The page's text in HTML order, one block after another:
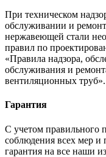
При техническом
обслуживании и
нержавеющей стали
правил по
«Правила надзора,
обслуживания и
вентиляционных труб».
Гарантия
С учетом правильного
соблюдения всех мер и
гарантия на все наши